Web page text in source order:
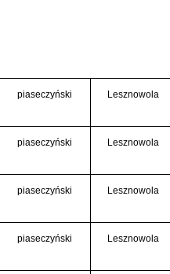
piaseczyński Lesznowola
piaseczyński Lesznowola
piaseczyński Lesznowola
piaseczyński Lesznowola